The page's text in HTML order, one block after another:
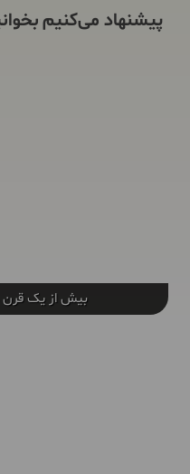
پیشنهاد می‌کنیم
بیش از یک قرن